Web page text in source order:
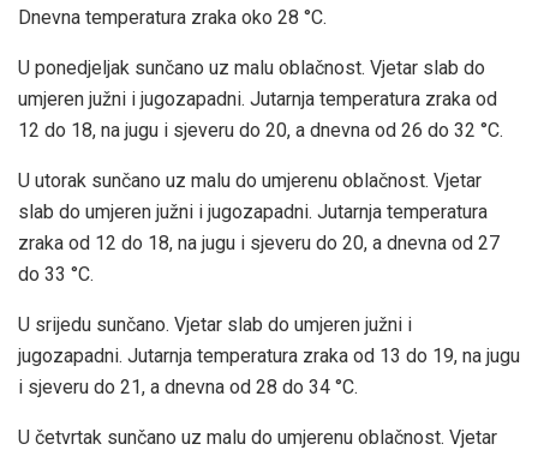
Dnevna temperatura zraka oko 28 °C.
U ponedjeljak sunčano uz malu oblačnost. Vjetar slab do
umjeren južni i jugozapadni. Jutarnja temperatura zraka od
12 do 18, na jugu i sjeveru do 20, a dnevna od 26 do 32 °C.
U utorak sunčano uz malu do umjerenu oblačnost. Vjetar
slab do umjeren južni i jugozapadni. Jutarnja temperatura
zraka od 12 do 18, na jugu i sjeveru do 20, a dnevna od 27
do 33 °C.
U srijedu sunčano. Vjetar slab do umjeren južni i
jugozapadni. Jutarnja temperatura zraka od 13 do 19, na jugu
i sjeveru do 21, a dnevna od 28 do 34 °C.
U četvrtak sunčano uz malu do umjerenu oblačnost. Vjetar